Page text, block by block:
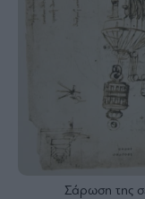
Σάρωση της